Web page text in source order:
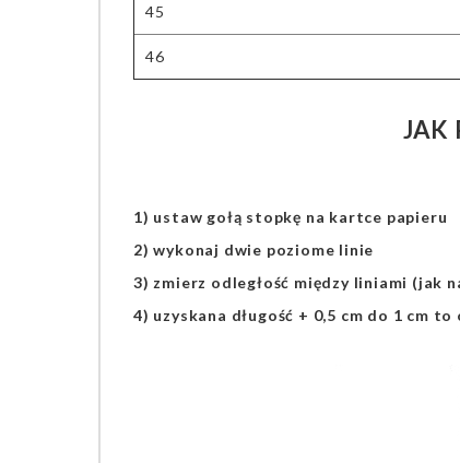
45
46
JAK
1) ustaw gołą stopkę na kartce papieru
2) wykonaj dwie poziome linie
3) zmierz odległość między liniami (jak
4) uzyskana długość + 0,5 cm do 1 cm